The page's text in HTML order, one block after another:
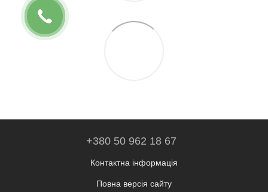
+380 50 962 18 67
Контактна інформація
Повна версія сайту